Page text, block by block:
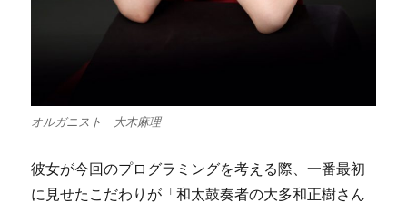
オルガニスト 大木麻理
彼女が今回のプログラミングを考える際、一番最初
に見せたこだわりが「和太鼓奏者の大多和正樹さん